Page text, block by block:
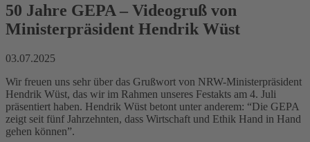
50 Jahre GEPA – Videogruß von
Ministerpräsident Hendrik Wüst
03.07.2025
Wir freuen uns sehr über das Grußwort von NRW-Ministerpräsident
Hendrik Wüst, das wir im Rahmen unseres Festakts am 4. Juli
präsentiert haben. Hendrik Wüst betont unter anderem: “Die GEPA
zeigt seit fünf Jahrzehnten, dass Wirtschaft und Ethik Hand in Hand
gehen können”.